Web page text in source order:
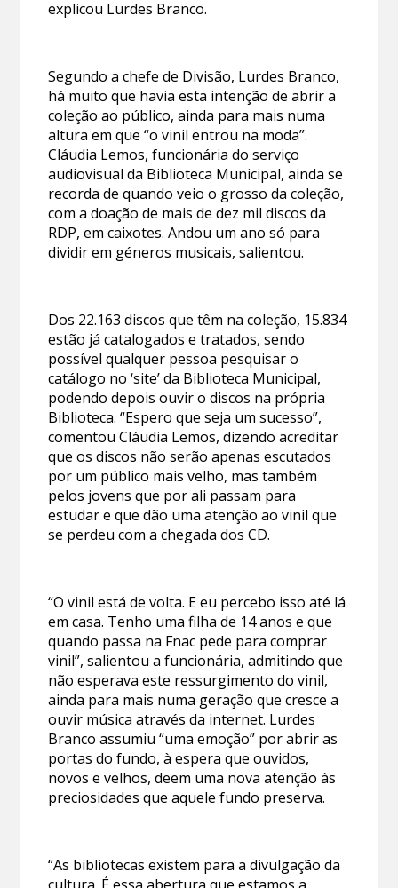
explicou Lurdes Branco.
Segundo a chefe de Divisão, Lurdes Branco,
há muito que havia esta intenção de abrir a
coleção ao público, ainda para mais numa
altura em que “o vinil entrou na moda”.
Cláudia Lemos, funcionária do serviço
audiovisual da Biblioteca Municipal, ainda se
recorda de quando veio o grosso da coleção,
com a doação de mais de dez mil discos da
RDP, em caixotes. Andou um ano só para
dividir em géneros musicais, salientou.
Dos 22.163 discos que têm na coleção, 15.834
estão já catalogados e tratados, sendo
possível qualquer pessoa pesquisar o
catálogo no ‘site’ da Biblioteca Municipal,
podendo depois ouvir o discos na própria
Biblioteca. “Espero que seja um sucesso”,
comentou Cláudia Lemos, dizendo acreditar
que os discos não serão apenas escutados
por um público mais velho, mas também
pelos jovens que por ali passam para
estudar e que dão uma atenção ao vinil que
se perdeu com a chegada dos CD.
“O vinil está de volta. E eu percebo isso até lá
em casa. Tenho uma filha de 14 anos e que
quando passa na Fnac pede para comprar
vinil”, salientou a funcionária, admitindo que
não esperava este ressurgimento do vinil,
ainda para mais numa geração que cresce a
ouvir música através da internet. Lurdes
Branco assumiu “uma emoção” por abrir as
portas do fundo, à espera que ouvidos,
novos e velhos, deem uma nova atenção às
preciosidades que aquele fundo preserva.
“As bibliotecas existem para a divulgação da